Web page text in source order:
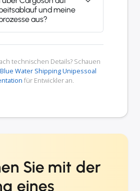
und meine
aus?
technischen Details? Schauen
Blue Water Shipping Unipessoal
für Entwickler an.
Sie mit der
eines